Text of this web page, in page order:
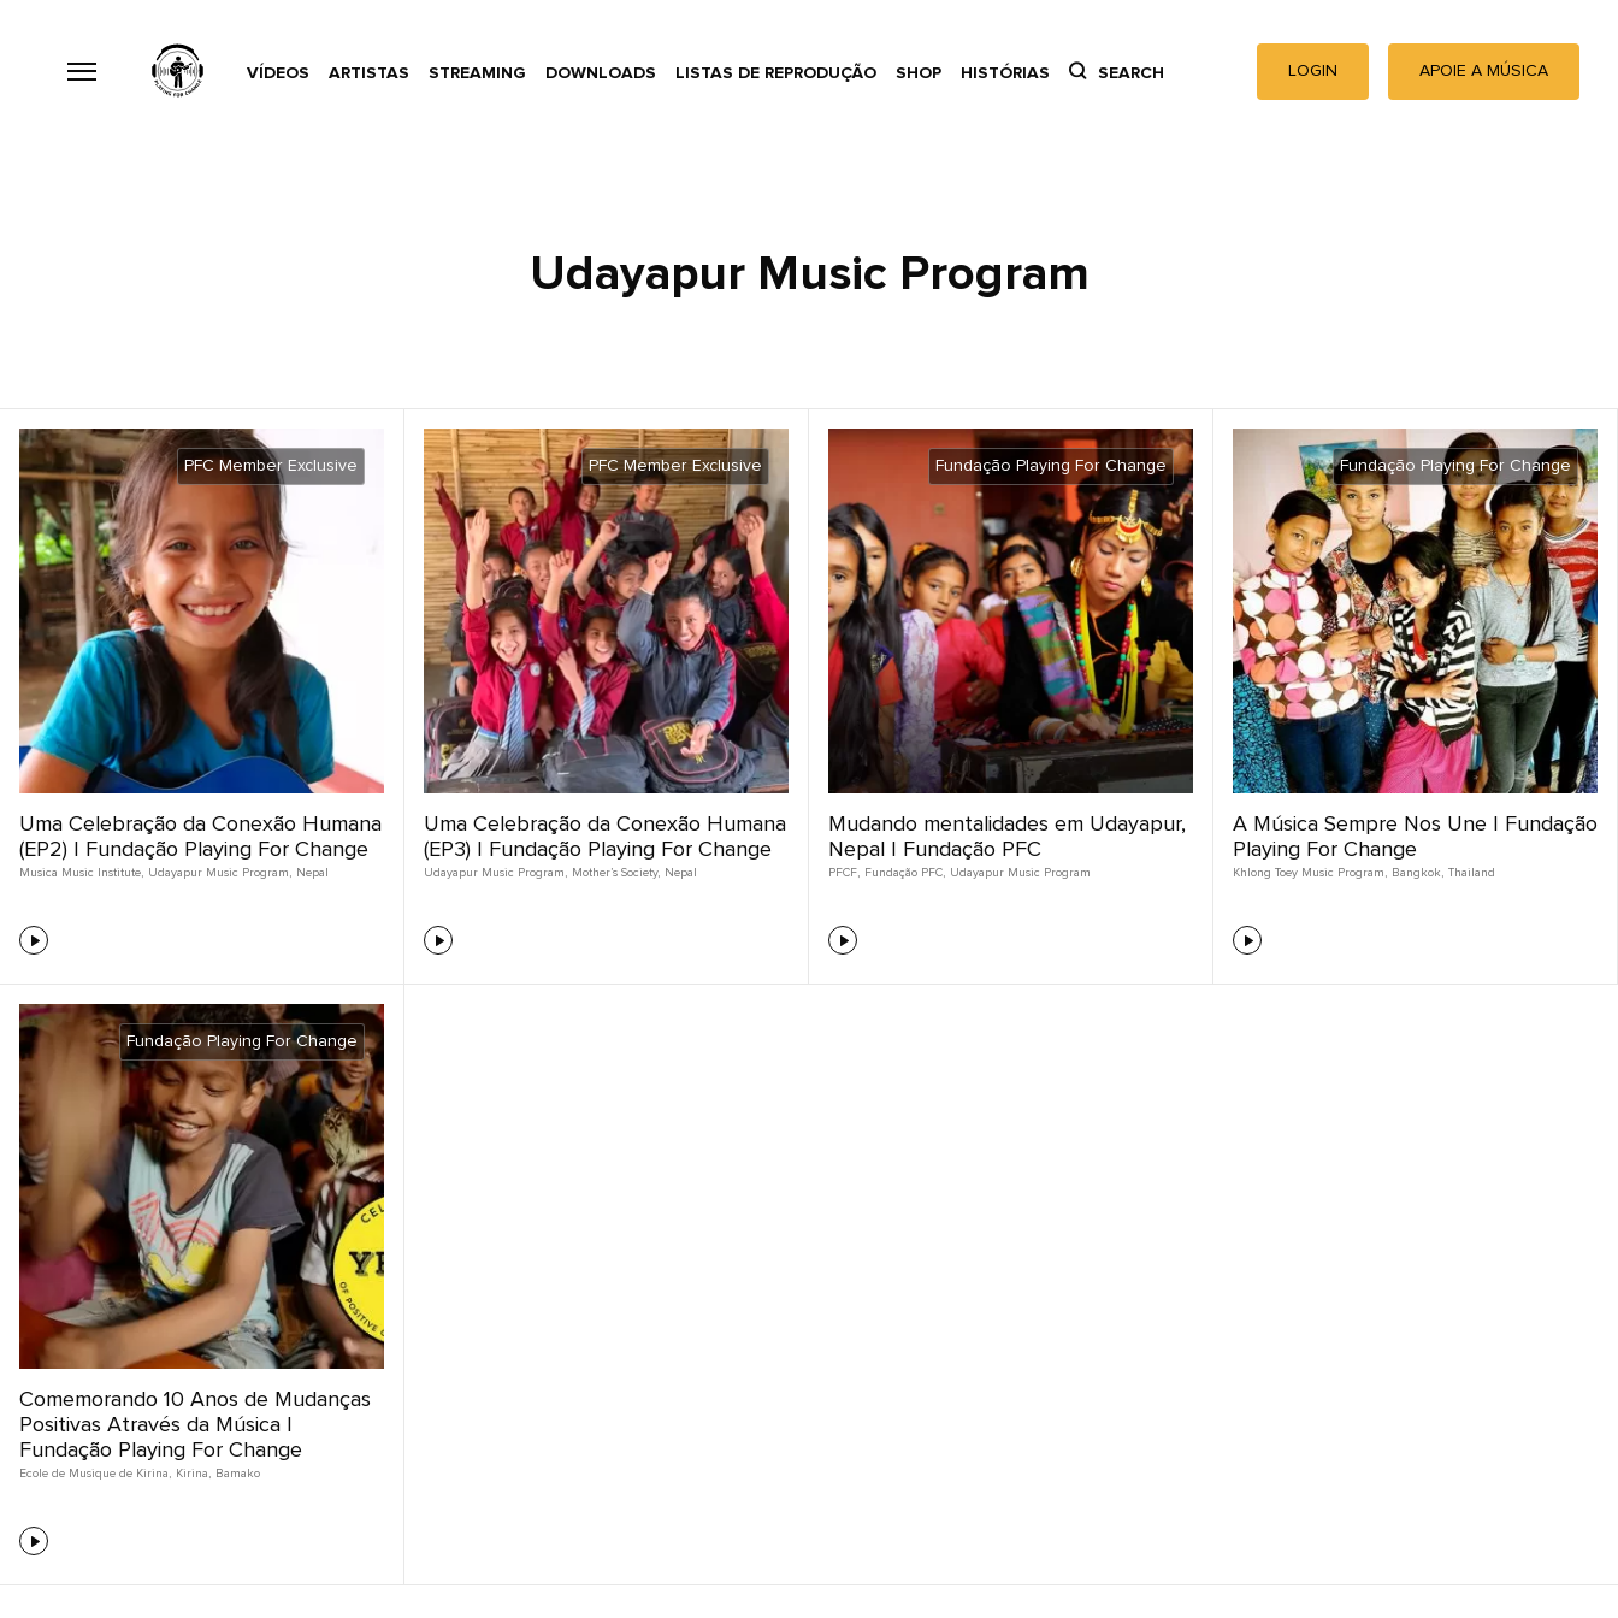
VÍDEOS ARTISTAS STREAMING DOWNLOADS LISTAS DE REPRODUÇÃO SHOP HISTÓRIAS SEARCH LOGIN APOIE A MÚSICA
Udayapur Music Program
PFC Member Exclusive
Uma Celebração da Conexão Humana
(EP2) | Fundação Playing For Change
Musica Music Institute, Udayapur Music Program , Nepal
PFC Member Exclusive
Uma Celebração da Conexão Humana
(EP3) | Fundação Playing For Change
Udayapur Music Program , Mother’s Society, Nepal
Fundação Playing For Change
Mudando mentalidades em Udayapur,
Nepal | Fundação PFC
PFCF, Fundação PFC, Udayapur Music Program
Fundação Playing For Change
A Música Sempre Nos Une | Fundação
Playing For Change
Khlong Toey Music Program , Bangkok , Thailand
Fundação Playing For Change
Comemorando 10 Anos de Mudanças
Positivas Através da Música |
Fundação Playing For Change
Ecole de Musique de Kirina , Kirina , Bamako